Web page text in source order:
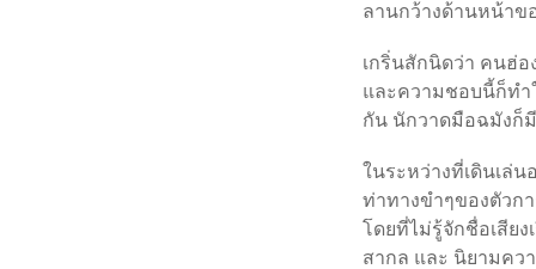
ลานกว้างด้านหน้าข
เกริ่นสักนิดว่า คนฮ่
และความชอบนี้ก็ทำ
กัน นักวาดมือฉมังก็
ในระหว่างที่เดินเล่
ท่าทางขำๆของตัวก
โดยที่ไม่รู้จักชื่อเสีย
สากล และ นิยามคว